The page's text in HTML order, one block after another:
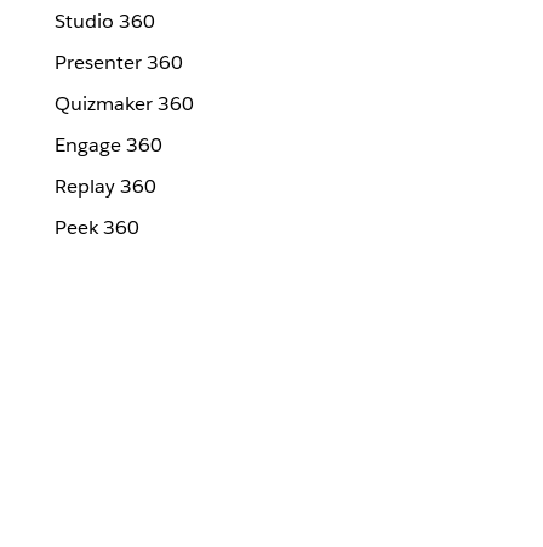
Studio 360
Presenter 360
Quizmaker 360
Engage 360
Replay 360
Peek 360